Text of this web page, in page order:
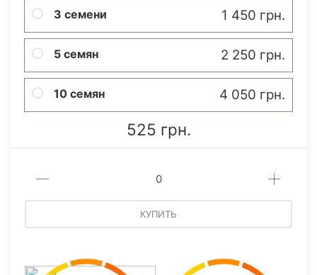
3 семени 1 450 грн.
5 семян 2 250 грн.
10 семян 4 050 грн.
525 грн.
КУПИТЬ